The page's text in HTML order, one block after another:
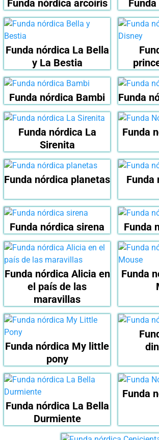
Funda nórdica arcoíris
Funda nórdica La Bella
y La Bestia
Funda nórdica Bambi Funda
Funda nórdica La
Sirenita
Funda
Funda nórdica planetas
Funda
Funda nórdica sirena Funda
Funda nórdica Alicia en
el país de las
maravillas
Funda
Funda nórdica My little
pony
Funda nórdica La Bella
Durmiente
Funda